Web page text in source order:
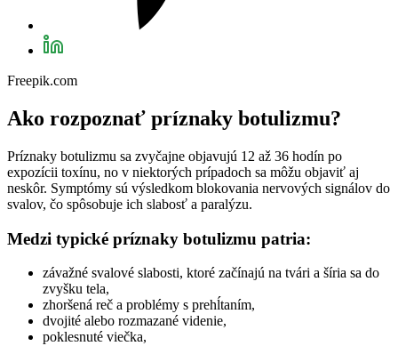
Freepik.com
Ako rozpoznať príznaky botulizmu?
Príznaky botulizmu sa zvyčajne objavujú 12 až 36 hodín po
expozícii toxínu, no v niektorých prípadoch sa môžu objaviť aj
neskôr. Symptómy sú výsledkom blokovania nervových signálov do
svalov, čo spôsobuje ich slabosť a paralýzu.
Medzi typické príznaky botulizmu patria:
závažné svalové slabosti, ktoré začínajú na tvári a šíria sa do
zvyšku tela,
zhoršená reč a problémy s prehĺtaním,
dvojité alebo rozmazané videnie,
poklesnuté viečka,